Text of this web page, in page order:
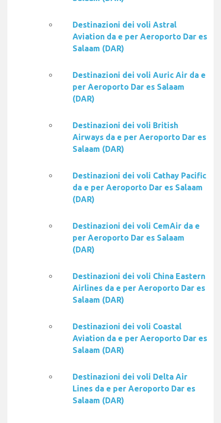
Destinazioni dei voli Astral
Aviation da e per Aeroporto Dar es
Salaam (DAR)
Destinazioni dei voli Auric Air da e
per Aeroporto Dar es Salaam
(DAR)
Destinazioni dei voli British
Airways da e per Aeroporto Dar es
Salaam (DAR)
Destinazioni dei voli Cathay Pacific
da e per Aeroporto Dar es Salaam
(DAR)
Destinazioni dei voli CemAir da e
per Aeroporto Dar es Salaam
(DAR)
Destinazioni dei voli China Eastern
Airlines da e per Aeroporto Dar es
Salaam (DAR)
Destinazioni dei voli Coastal
Aviation da e per Aeroporto Dar es
Salaam (DAR)
Destinazioni dei voli Delta Air
Lines da e per Aeroporto Dar es
Salaam (DAR)